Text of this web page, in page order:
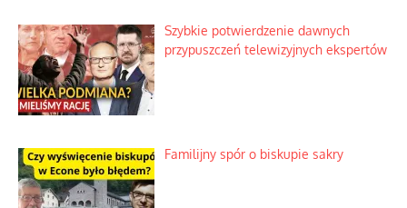
Szybkie potwierdzenie dawnych
przypuszczeń telewizyjnych ekspertów
Familijny spór o biskupie sakry